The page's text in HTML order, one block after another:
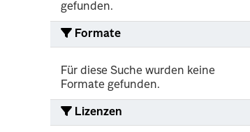
gefunden.
Formate
Für diese Suche wurden keine
Formate gefunden.
Lizenzen